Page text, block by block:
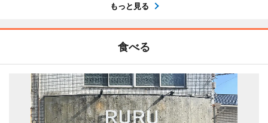
もっと見る
食べる